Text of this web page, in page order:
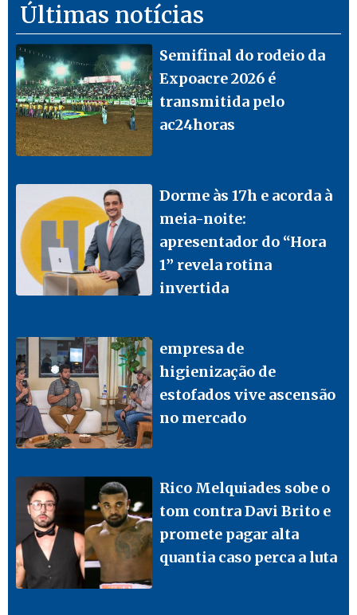
Últimas notícias
Semifinal do rodeio da
Expoacre 2026 é
transmitida pelo
ac24horas
Dorme às 17h e acorda à
meia-noite:
apresentador do “Hora
1” revela rotina
invertida
empresa de
higienização de
estofados vive ascensão
no mercado
Rico Melquiades sobe o
tom contra Davi Brito e
promete pagar alta
quantia caso perca a luta